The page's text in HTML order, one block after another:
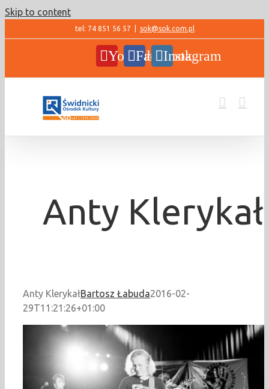
Skip to content
tel: 74 851 56 57 sok@sok.com.pl
YouTubeFacebookInstagram
Anty Klerykał
Anty KlerykałBartosz Łabuda2016-02-
29T11:21:26+01:00